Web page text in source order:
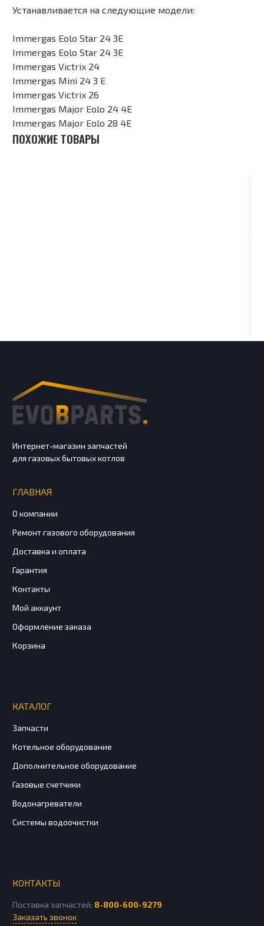
Устанавливается на следующие модели:
Immergas Eolo Star 24 3E
Immergas Eolo Star 24 3E
Immergas Victrix 24
Immergas Mini 24 3 Е
Immergas Victrix 26
Immergas Major Eolo 24 4E
Immergas Major Eolo 28 4E
ПОХОЖИЕ ТОВАРЫ
Интернет-магазин запчастей
для газовых бытовых котлов
ГЛАВНАЯ
О компании
Ремонт газового оборудования
Доставка и оплата
Гарантия
Контакты
Мой аккаунт
Оформление заказа
Корзина
КАТАЛОГ
Запчасти
Котельное оборудование
Дополнительное оборудование
Газовые счетчики
Водонагреватели
Системы водоочистки
КОНТАКТЫ
Поставка запчастей: 8-800-600-9279
Заказать звонок